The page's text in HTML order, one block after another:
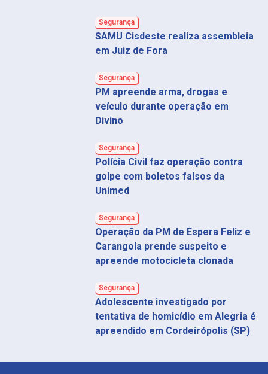
Segurança
SAMU Cisdeste realiza assembleia
em Juiz de Fora
Segurança
PM apreende arma, drogas e
veículo durante operação em
Divino
Segurança
Polícia Civil faz operação contra
golpe com boletos falsos da
Unimed
Segurança
Operação da PM de Espera Feliz e
Carangola prende suspeito e
apreende motocicleta clonada
Segurança
Adolescente investigado por
tentativa de homicídio em Alegria é
apreendido em Cordeirópolis (SP)